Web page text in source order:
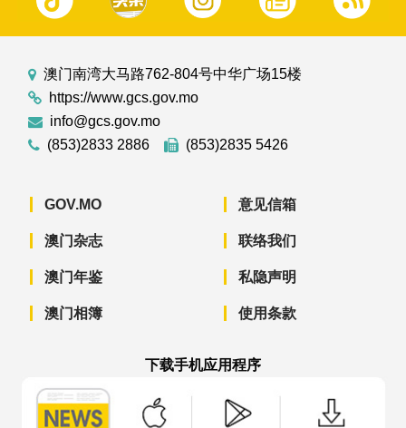
澳门南湾大马路762-804号中华广场15楼
https://www.gcs.gov.mo
info@gcs.gov.mo
(853)2833 2886
(853)2835 5426
GOV.MO
澳门杂志
澳门年鉴
澳门相簿
意见信箱
联络我们
私隐声明
使用条款
下载手机应用程序